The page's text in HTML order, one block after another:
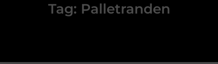
Tag: Palletranden